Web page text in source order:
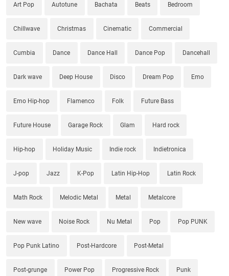
Art Pop Autotune Bachata Beats Bedroom
Chillwave Christmas Cinematic Commercial
Cumbia Dance Dance Hall Dance Pop Dancehall
Dark wave Deep House Disco Dream Pop Emo
Emo Hip-hop Flamenco Folk Future Bass
Future House Garage Rock Glam Hard rock
Hip-hop Holiday Music Indie rock Indietronica
J-pop Jazz K-Pop Latin Hip-Hop Latin Rock
Math Rock Melodic Metal Metal Metalcore
New wave Noise Rock Nu Metal Pop Pop PUNK
Pop Punk Latino Post-Hardcore Post-Metal
Post-grunge Power Pop Progressive Rock Punk